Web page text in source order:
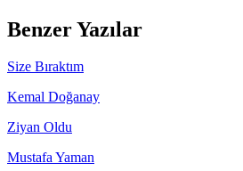
Benzer Yazılar
Size Bıraktım
Kemal Doğanay
Ziyan Oldu
Mustafa Yaman